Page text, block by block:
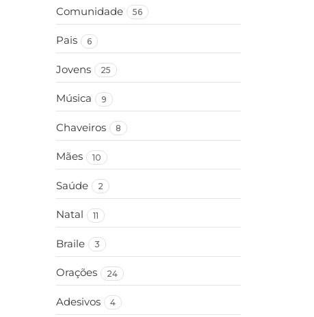
Comunidade 56
Pais 6
Jovens 25
Música 9
Chaveiros 8
Mães 10
Saúde 2
Natal 11
Braile 3
Orações 24
Adesivos 4